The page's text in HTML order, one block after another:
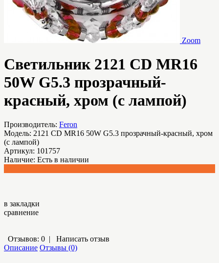
Zoom
Светильник 2121 CD MR16
50W G5.3 прозрачный-
красный, хром (с лампой)
Производитель: Feron
Модель: 2121 CD MR16 50W G5.3 прозрачный-красный, хром
(с лампой)
Артикул: 101757
Наличие: Есть в наличии
в закладки
сравнение
Отзывов: 0 | Написать отзыв
Описание Отзывы (0)